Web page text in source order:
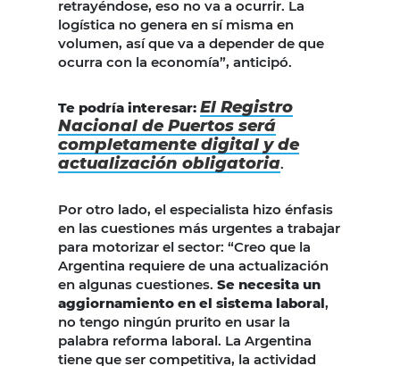
retrayéndose, eso no va a ocurrir. La
logística no genera en sí misma en
volumen, así que va a depender de que
ocurra con la economía”, anticipó.
Te podría interesar: El Registro
Nacional de Puertos será
completamente digital y de
actualización obligatoria.
Por otro lado, el especialista hizo énfasis
en las cuestiones más urgentes a trabajar
para motorizar el sector: “Creo que la
Argentina requiere de una actualización
en algunas cuestiones. Se necesita un
aggiornamiento en el sistema laboral,
no tengo ningún prurito en usar la
palabra reforma laboral. La Argentina
tiene que ser competitiva, la actividad